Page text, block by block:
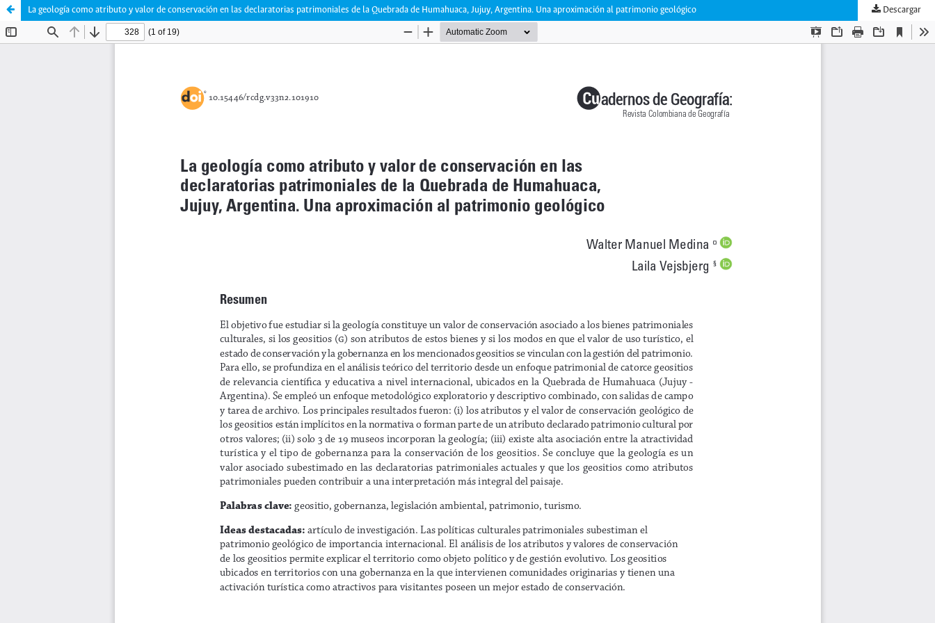
La geología como atributo y valor de conservación en las declaratorias patrimoniales de la Quebrada de Humahuaca, Jujuy, Argentina. Una aproximación al patrimonio geológico Descargar